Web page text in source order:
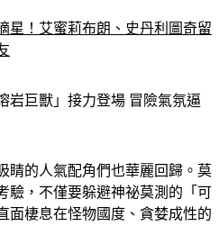
星！艾蜜莉布朗、史丹利圖奇留
岩巨獸」接力登場 冒險氣氛逼
睛的人氣配角們也華麗回歸。莫
驗，不僅要躲避神祕莫測的「可
面棲息在怪物國度、貪婪成性的